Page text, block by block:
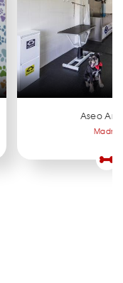
Aseo
Madrid